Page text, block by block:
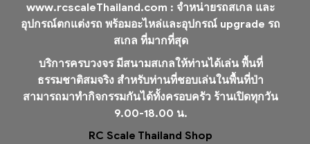
www.rcscaleThailand.com : จำหน่ายรถสเกล และ
อุปกรณ์ตกแต่งรถ พร้อมอะไหล่และอุปกรณ์ upgrade รถ
สเกล ที่มากที่สุด
บริการครบวงจร มีสนามสเกลให้ท่านได้เล่น พื้นที่
ธรรมชาติสมจริง สำหรับท่านที่ชอบเล่นในพื้นที่ป่า
สามารถมาทำกิจกรรมกันได้ทั้งครอบครัว ร้านเปิดทุกวัน
9.00-18.00 น.
RC Scale Thailand Shop